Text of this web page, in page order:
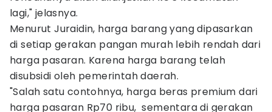
lagi," jelasnya.
Menurut Juraidin, harga barang yang dipasarkan
di setiap gerakan pangan murah lebih rendah dari
harga pasaran. Karena harga barang telah
disubsidi oleh pemerintah daerah.
"Salah satu contohnya, harga beras premium dari
harga pasaran Rp70 ribu, sementara di gerakan